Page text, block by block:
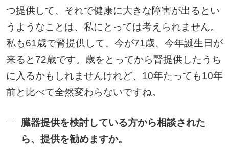
つ提供して、それで健康に大きな障害が出るとい
うようなことは、私にとっては考えられません。
私も61歳で腎提供して、今が71歳、今年誕生日が
来ると72歳です。歳をとってから腎提供したうち
に入るかもしれませんけれど、10年たっても10年
前と比べて全然変わらないですね。
臓器提供を検討している方から相談された
ら、提供を勧めますか。